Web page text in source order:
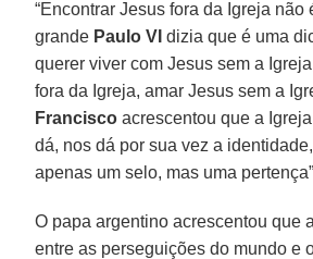
“Encontrar Jesus fora da Igreja não
grande Paulo VI dizia que é uma
querer viver com Jesus sem a
fora da Igreja, amar Jesus sem a
Francisco acrescentou que a
dá, nos dá por sua vez a
apenas um selo, mas uma
O papa argentino acrescentou que
entre as perseguições do mundo e